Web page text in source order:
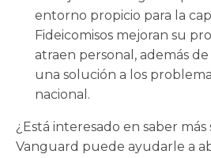
entorno propicio para la
Fideicomisos mejoran su
atraen personal, además
una solución a los
nacional.
¿Está interesado en saber más
Vanguard puede ayudarle a